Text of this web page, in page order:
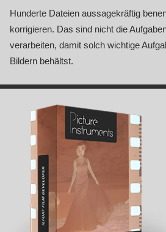
Hunderte Dateien aussagekräftig
korrigieren. Das sind nicht die
verarbeiten, damit solch wichtige
Bildern behältst.